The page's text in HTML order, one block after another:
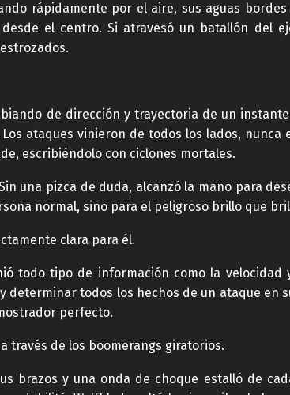
rápidamente por el aire, sus aguas
el centro. Si atravesó un batallón del
de dirección y trayectoria de un
ataques vinieron de todos los lados, nunca
escribiéndolo con ciclones mortales.
una pizca de duda, alcanzó la mano para
normal, sino para el peligroso brillo que
clara para él.
todo tipo de información como la velocidad
todos los hechos de un ataque en
perfecto.
través de los boomerangs giratorios.
brazos y una onda de choque estalló de